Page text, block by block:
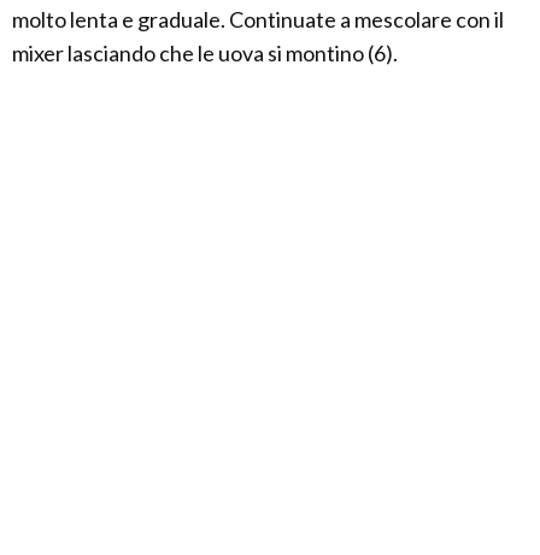
molto lenta e graduale. Continuate a mescolare con il
mixer lasciando che le uova si montino (6).